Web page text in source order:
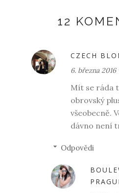
12
CZECH
6. března 2016
Mít se ráda
obrovský
všeobecně.
dávno není
Odpovědi